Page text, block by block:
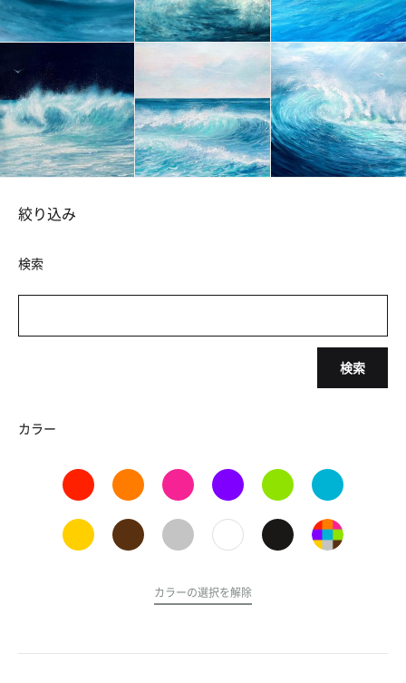
絞り込み
検索
検索
カラー
カラーの選択を解除